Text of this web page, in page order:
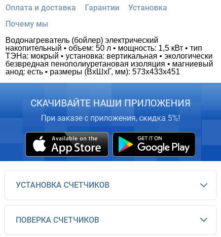
Оплата и доставка
Гарантии
Установка
Почему мы
Водонагреватель (бойлер) электрический
накопительный • объем: 50 л • мощность: 1,5 кВт • тип
ТЭНа: мокрый • установка: вертикальная • экологически
безвредная пенополиуретановая изоляция • магниевый
анод: есть • размеры (ВxШxГ, мм): 573x433x451
СКАЧИВАЙТЕ НАШИ ПРИЛОЖЕНИЯ
При заказе с приложения, скидка 5%!
УСТАНОВКА СЧЕТЧИКОВ
ПОВЕРКА СЧЕТЧИКОВ